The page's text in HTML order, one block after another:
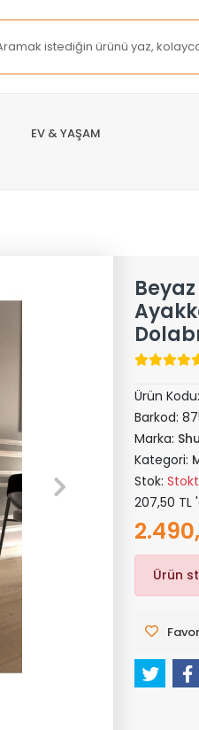
EV & YAŞAM
Ürün Kodu:
Barkod:
Marka:
Kategori:
Stok:
207,50
Ürün